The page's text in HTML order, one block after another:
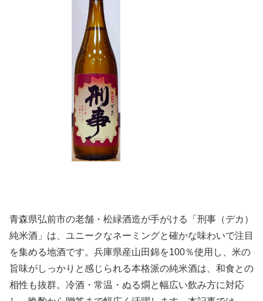
青森県弘前市の老舗・松緑酒造が手がける「刑事（デカ）
純米酒」は、ユニークなネーミングと確かな味わいで注目
を集める地酒です。兵庫県産山田錦を100％使用し、米の
旨味がしっかりと感じられる本格派の純米酒は、和食との
相性も抜群。冷酒・常温・ぬる燗と幅広い飲み方に対応